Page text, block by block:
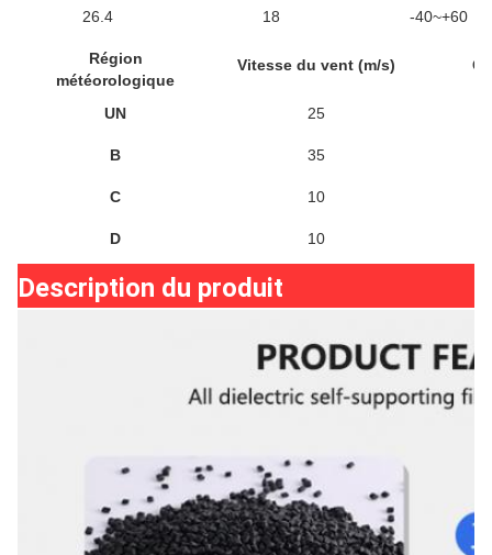
26.4 18 -40~+60
Région
météorologique
Vitesse du vent (m/s)
UN 25
B 35
C 10
D 10
Description du produit